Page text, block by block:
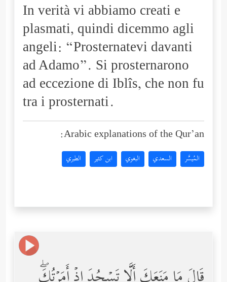
In verità vi abbiamo creati e
plasmati, quindi dicemmo agli
angeli: “Prosternatevi davanti
ad Adamo”. Si prosternarono
ad eccezione di Iblîs, che non fu
tra i prosternati.
Arabic explanations of the Qur’an:
المُيسَّر السعدي البغوي ابن كثير الطبري